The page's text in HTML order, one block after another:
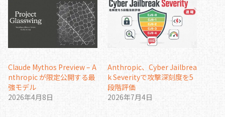
Claude Mythos Preview – A
nthropic が限定公開する最
強モデル
2026年4月8日
Anthropic、Cyber Jailbrea
k Severityで攻撃深刻度を5
段階評価
2026年7月4日